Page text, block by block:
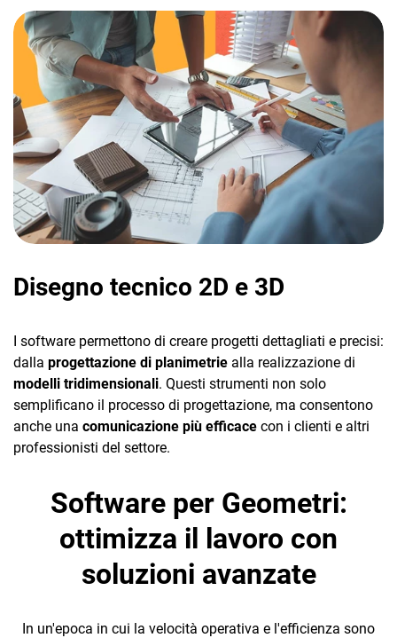
Disegno tecnico 2D e 3D
I software permettono di creare progetti dettagliati e precisi:
dalla progettazione di planimetrie alla realizzazione di
modelli tridimensionali. Questi strumenti non solo
semplificano il processo di progettazione, ma consentono
anche una comunicazione più efficace con i clienti e altri
professionisti del settore.
Software per Geometri:
ottimizza il lavoro con
soluzioni avanzate
In un'epoca in cui la velocità operativa e l'efficienza sono